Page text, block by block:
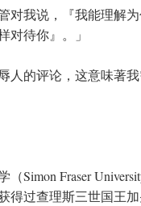
对我说，『我能理解
对待你』。」
人的评论，这意味著
Simon Fraser
得过查理斯三世国王